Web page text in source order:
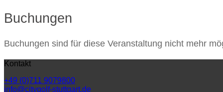
Buchungen
Buchungen sind für diese Veranstaltung nicht mehr
Kontakt
+49 (0)711 9079800
info@citygolf-stuttgart.de